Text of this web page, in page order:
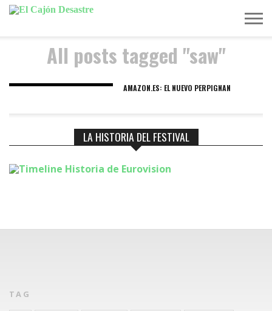
MÚSICA
TELEVISIÓN
POLÍTICA
ACTUALIDAD
EUROVISIÓN
All posts tagged "saw"
AMAZON.ES: EL NUEVO PERPIGNAN
LA HISTORIA DEL FESTIVAL
TAG